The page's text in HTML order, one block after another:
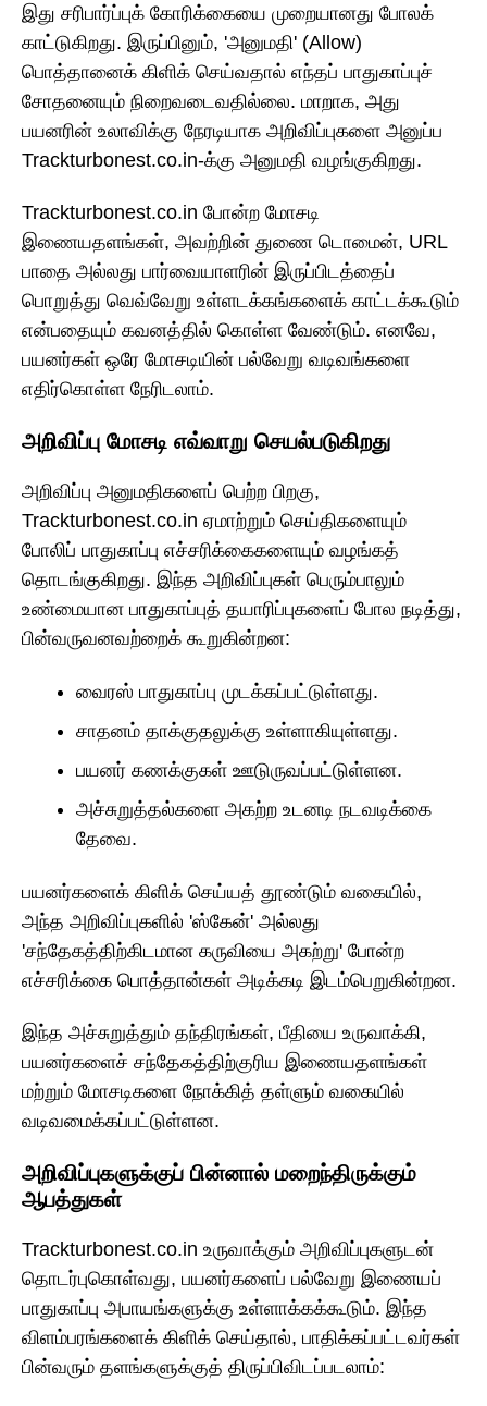
இது சரிபார்ப்புக் கோரிக்கையை முறையானது போலக்
காட்டுகிறது. இருப்பினும், 'அனுமதி' (Allow)
பொத்தானைக் கிளிக் செய்வதால் எந்தப் பாதுகாப்புச்
சோதனையும் நிறைவடைவதில்லை. மாறாக, அது
பயனரின் உலாவிக்கு நேரடியாக அறிவிப்புகளை அனுப்ப
Trackturbonest.co.in-க்கு அனுமதி வழங்குகிறது.
Trackturbonest.co.in போன்ற மோசடி
இணையதளங்கள், அவற்றின் துணை டொமைன், URL
பாதை அல்லது பார்வையாளரின் இருப்பிடத்தைப்
பொறுத்து வெவ்வேறு உள்ளடக்கங்களைக் காட்டக்கூடும்
என்பதையும் கவனத்தில் கொள்ள வேண்டும். எனவே,
பயனர்கள் ஒரே மோசடியின் பல்வேறு வடிவங்களை
எதிர்கொள்ள நேரிடலாம்.
அறிவிப்பு மோசடி எவ்வாறு செயல்படுகிறது
அறிவிப்பு அனுமதிகளைப் பெற்ற பிறகு,
Trackturbonest.co.in ஏமாற்றும் செய்திகளையும்
போலிப் பாதுகாப்பு எச்சரிக்கைகளையும் வழங்கத்
தொடங்குகிறது. இந்த அறிவிப்புகள் பெரும்பாலும்
உண்மையான பாதுகாப்புத் தயாரிப்புகளைப் போல நடித்து,
பின்வருவனவற்றைக் கூறுகின்றன:
வைரஸ் பாதுகாப்பு முடக்கப்பட்டுள்ளது.
சாதனம் தாக்குதலுக்கு உள்ளாகியுள்ளது.
பயனர் கணக்குகள் ஊடுருவப்பட்டுள்ளன.
அச்சுறுத்தல்களை அகற்ற உடனடி நடவடிக்கை
தேவை.
பயனர்களைக் கிளிக் செய்யத் தூண்டும் வகையில்,
அந்த அறிவிப்புகளில் 'ஸ்கேன்' அல்லது
'சந்தேகத்திற்கிடமான கருவியை அகற்று' போன்ற
எச்சரிக்கை பொத்தான்கள் அடிக்கடி இடம்பெறுகின்றன.
இந்த அச்சுறுத்தும் தந்திரங்கள், பீதியை உருவாக்கி,
பயனர்களைச் சந்தேகத்திற்குரிய இணையதளங்கள்
மற்றும் மோசடிகளை நோக்கித் தள்ளும் வகையில்
வடிவமைக்கப்பட்டுள்ளன.
அறிவிப்புகளுக்குப் பின்னால் மறைந்திருக்கும்
ஆபத்துகள்
Trackturbonest.co.in உருவாக்கும் அறிவிப்புகளுடன்
தொடர்புகொள்வது, பயனர்களைப் பல்வேறு இணையப்
பாதுகாப்பு அபாயங்களுக்கு உள்ளாக்கக்கூடும். இந்த
விளம்பரங்களைக் கிளிக் செய்தால், பாதிக்கப்பட்டவர்கள்
பின்வரும் தளங்களுக்குத் திருப்பிவிடப்படலாம்: